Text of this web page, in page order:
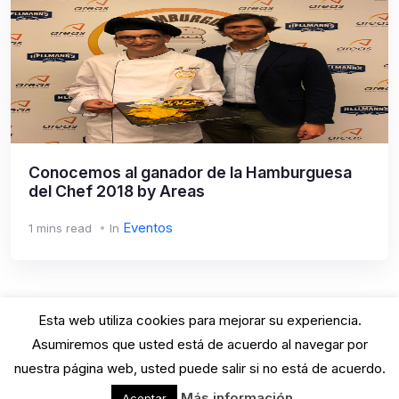
Conocemos al ganador de la Hamburguesa
del Chef 2018 by Areas
1 mins read In Eventos
GastroBarna© · 2025 · All rights reserved.
Esta web utiliza cookies para mejorar su experiencia.
Asumiremos que usted está de acuerdo al navegar por
nuestra página web, usted puede salir si no está de acuerdo.